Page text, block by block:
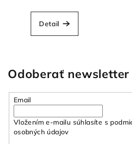
Detail
Odoberať newsletter
Email
Vložením e-mailu súhlasíte s
osobných údajov